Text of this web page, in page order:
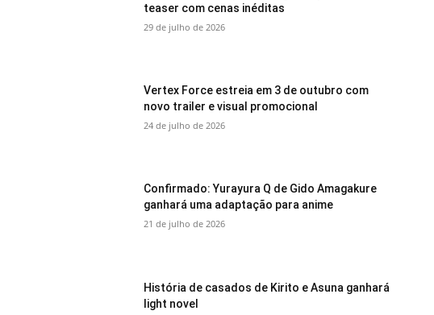
teaser com cenas inéditas
29 de julho de 2026
Vertex Force estreia em 3 de outubro com
novo trailer e visual promocional
24 de julho de 2026
Confirmado: Yurayura Q de Gido Amagakure
ganhará uma adaptação para anime
21 de julho de 2026
História de casados de Kirito e Asuna ganhará
light novel